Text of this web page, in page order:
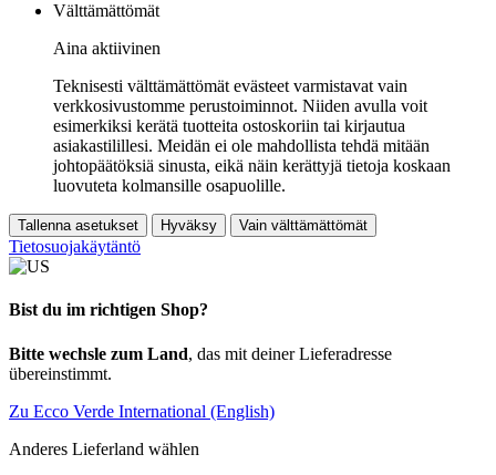
Välttämättömät
Aina aktiivinen
Teknisesti välttämättömät evästeet varmistavat vain
verkkosivustomme perustoiminnot. Niiden avulla voit
esimerkiksi kerätä tuotteita ostoskoriin tai kirjautua
asiakastilillesi. Meidän ei ole mahdollista tehdä mitään
johtopäätöksiä sinusta, eikä näin kerättyjä tietoja koskaan
luovuteta kolmansille osapuolille.
Tallenna asetukset Hyväksy Vain välttämättömät
Tietosuojakäytäntö
Bist du im richtigen Shop?
Bitte wechsle zum Land, das mit deiner Lieferadresse
übereinstimmt.
Zu Ecco Verde International (English)
Anderes Lieferland wählen